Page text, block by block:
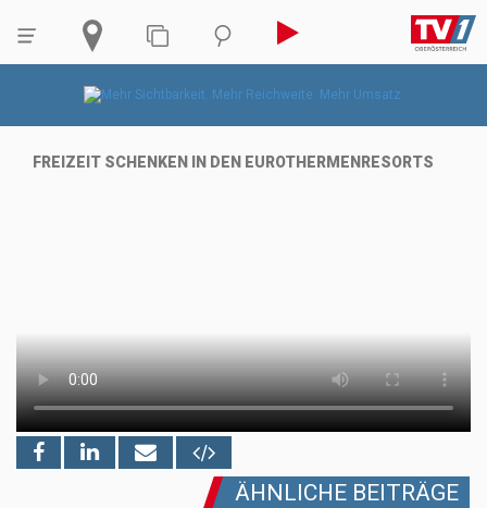
FREIZEIT SCHENKEN IN DEN EUROTHERMENRESORTS
ÄHNLICHE BEITRÄGE